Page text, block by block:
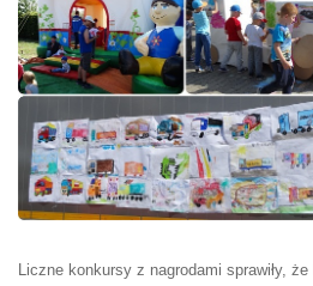
Liczne konkursy z nagrodami sprawiły,